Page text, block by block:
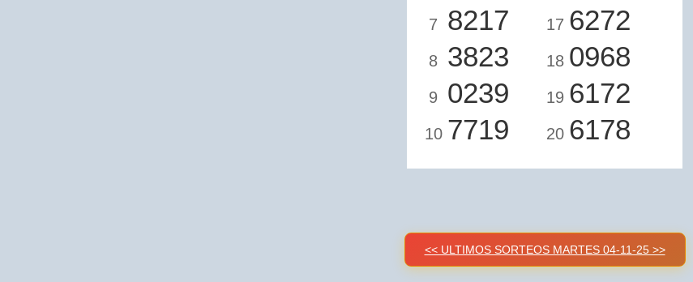
7 8217
8 3823
9 0239
10 7719
17 6272
18 0968
19 6172
20 6178
<< ULTIMOS SORTEOS MARTES 04-11-25 >>